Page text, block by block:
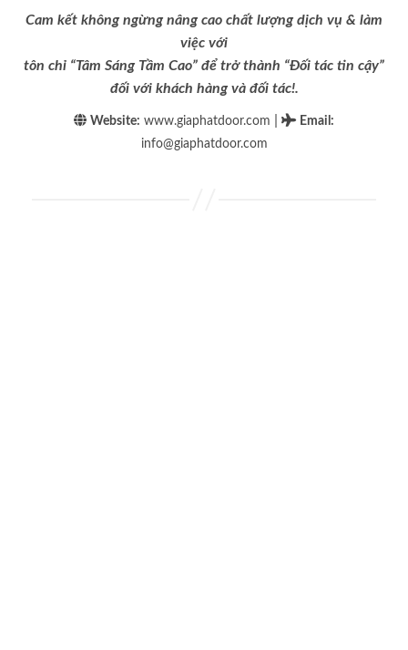
Cam kết không ngừng nâng cao chất lượng dịch vụ & làm
việc với
tôn chỉ “Tâm Sáng Tầm Cao” để trở thành “Đối tác tin cậy”
đối với khách hàng và đối tác!.
Website: www.giaphatdoor.com Email :
info@giaphatdoor.com